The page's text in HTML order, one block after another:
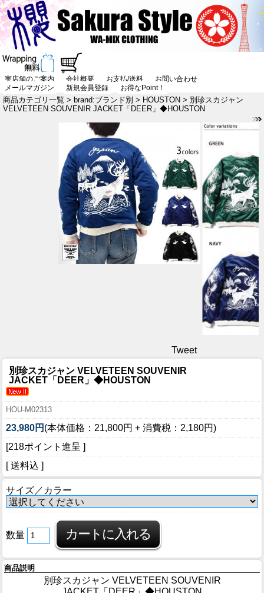
実店舗のご案内 会社概要 お支払/送料
お問い合わせ
メールマガジン
新規会員登録 お得なPoint！
商品カテゴリ一覧 > brand:ブランド別 > HOUSTON > 別珍スカジャン
VELVETEEN SOUVENIR JACKET「DEER」◆HOUSTON
Tweet
別珍スカジャン VELVETEEN SOUVENIR
JACKET「DEER」◆HOUSTON
HOU-M02313
23,980円 (本体価格：21,800円 + 消費税：2,180円)
[218ポイント進呈 ]
[ 送料込 ]
サイズ／カラー
数量
商品説明
別珍スカジャン VELVETEEN SOUVENIR